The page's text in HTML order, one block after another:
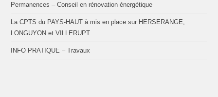
Permanences – Conseil en rénovation énergétique
La CPTS du PAYS-HAUT à mis en place sur HERSERANGE,
LONGUYON et VILLERUPT
INFO PRATIQUE – Travaux